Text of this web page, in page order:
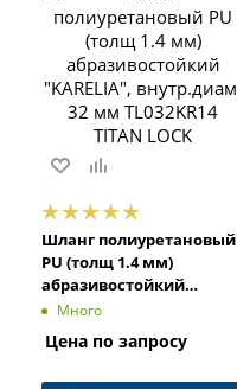
Шланг полиуретановый
PU (толщ 1.4 мм)
абразивостойкий
"KARELIA", внутр.диам.
LOCK
Много
Цена по запросу